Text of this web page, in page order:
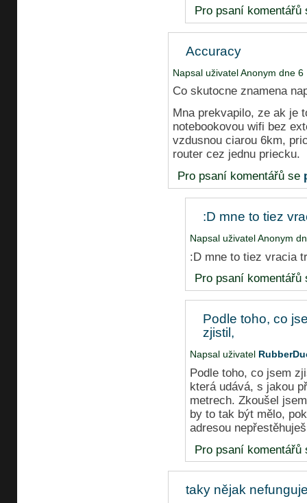
Pro psaní
Accuracy
Napsal uživatel Anonym dne
Co skutocne znamena
Mna prekvapilo, ze ak je
notebookovou wifi bez
vzdusnou ciarou 6km,
router cez jednu priecku.
Pro psaní komentářů se
:D mne to tiez
Napsal uživatel Anonym
:D mne to tiez vracia
Pro psaní
Podle toho, co
zjistil,
Napsal uživatel
Podle toho, co jsem
která udává, s jakou
metrech. Zkoušel
by to tak být mělo,
adresou
Pro psaní
taky nějak